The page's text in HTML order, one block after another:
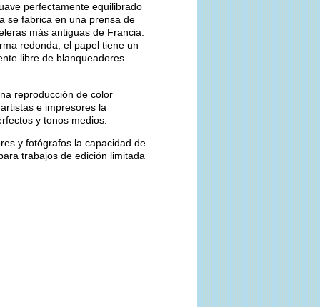
perfectamente equilibrado
se fabrica en una prensa de
más antiguas de Francia.
redonda, el papel tiene un
libre de blanqueadores
reproducción de color
e impresores la
y tonos medios.
y fotógrafos la capacidad de
trabajos de edición limitada